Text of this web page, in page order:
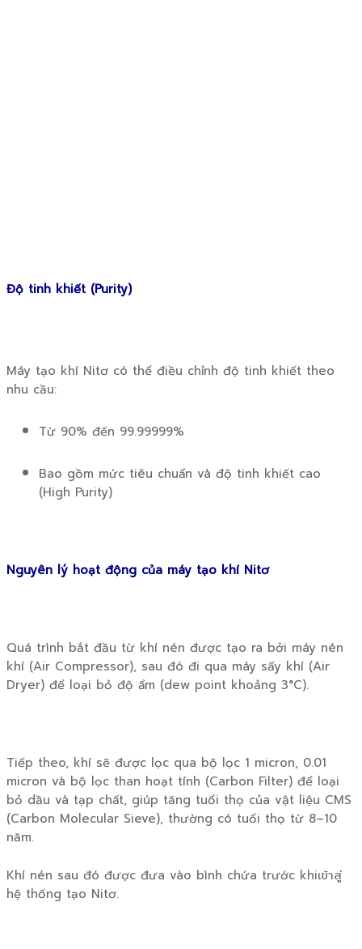
Độ tinh khiết (Purity)
Máy tạo khí Nitơ có thể điều chỉnh độ tinh khiết theo
nhu cầu:
Từ 90% đến 99.99999%
Bao gồm mức tiêu chuẩn và độ tinh khiết cao
(High Purity)
Nguyên lý hoạt động của máy tạo khí Nitơ
Quá trình bắt đầu từ khí nén được tạo ra bởi máy nén
khí (Air Compressor), sau đó đi qua máy sấy khí (Air
Dryer) để loại bỏ độ ẩm (dew point khoảng 3°C).
Tiếp theo, khí sẽ được lọc qua bộ lọc 1 micron, 0.01
micron và bộ lọc than hoạt tính (Carbon Filter) để loại
bỏ dầu và tạp chất, giúp tăng tuổi thọ của vật liệu CMS
(Carbon Molecular Sieve), thường có tuổi thọ từ 8–10
năm.
Khí nén sau đó được đưa vào bình chứa trước khiเข้าสู่
hệ thống tạo Nitơ.